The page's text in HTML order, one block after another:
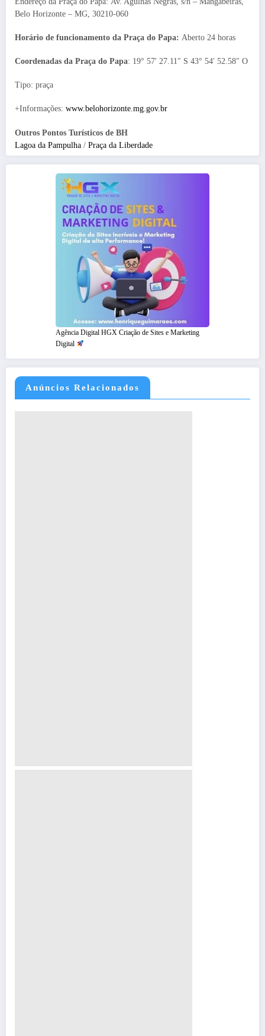
Belo Horizonte – MG, 30210-060
Horário de funcionamento da Praça do Papa: Aberto 24 horas
Coordenadas da Praça do Papa: 19° 57′ 27.11″ S 43° 54′ 52.58″ O
Tipo: praça
+Informações: www.belohorizonte.mg.gov.br
Outros Pontos Turísticos de BH
Lagoa da Pampulha / Praça da Liberdade
Agência Digital HGX Criação de Sites e Marketing
Digital
Anúncios Relacionados